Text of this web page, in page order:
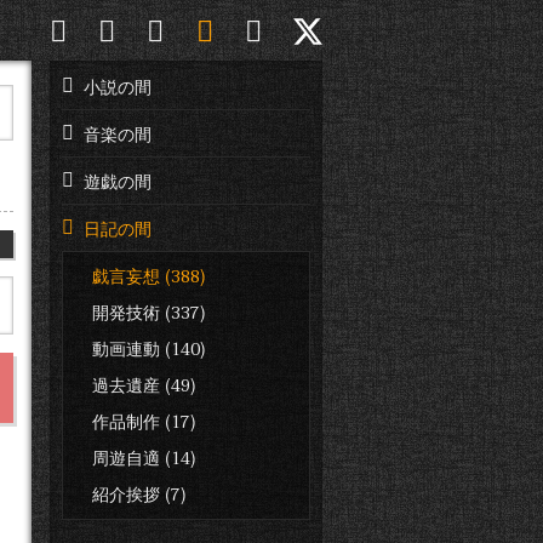
小説の間
音楽の間
遊戯の間
日記の間
戯言妄想 (388)
開発技術 (337)
動画連動 (140)
過去遺産 (49)
作品制作 (17)
周遊自適 (14)
紹介挨拶 (7)